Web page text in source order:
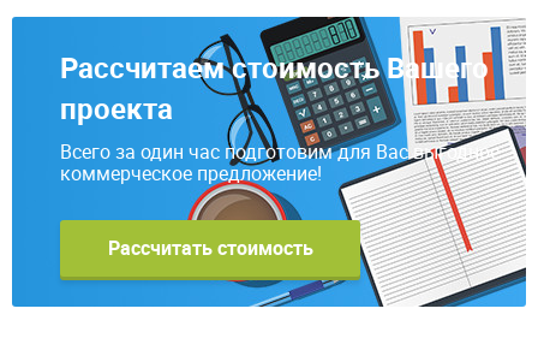
Рассчитаем стоимость Вашего
проекта
Всего за один час подготовим для Вас выгодное
коммерческое предложение!
Рассчитать стоимость